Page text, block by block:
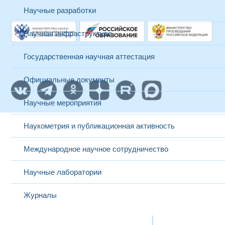
Научные разработки
Научная инфраструктура
Государственная научная аттестация
Официальные документы
Научные мероприятия
Наукометрия и публикационная активность
Международное научное сотрудничество
Научные лаборатории
Журналы